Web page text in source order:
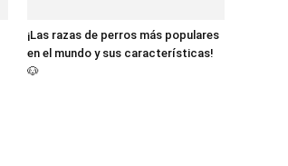
¡Las razas de perros más populares
en el mundo y sus características!
🐶